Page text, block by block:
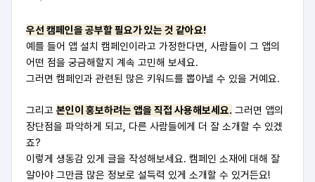
우선 캠페인을 공부할 필요가 있는 것 같아요!
예를 들어 앱 설치 캠페인이라고 가정한다면, 사람들이 그 앱의
어떤 점을 궁금해할지 계속 고민해 보세요.
그러면 캠페인과 관련된 많은 키워드를 뽑아낼 수 있을 거예요.
그리고 본인이 홍보하려는 앱을 직접 사용해보세요. 그러면 앱의
장단점을 파악하게 되고, 다른 사람들에게 더 잘 소개할 수 있겠
죠?
이렇게 생동감 있게 글을 작성해보세요. 캠페인 소재에 대해 잘
알아야 그만큼 많은 정보로 설득력 있게 소개할 수 있거든요!